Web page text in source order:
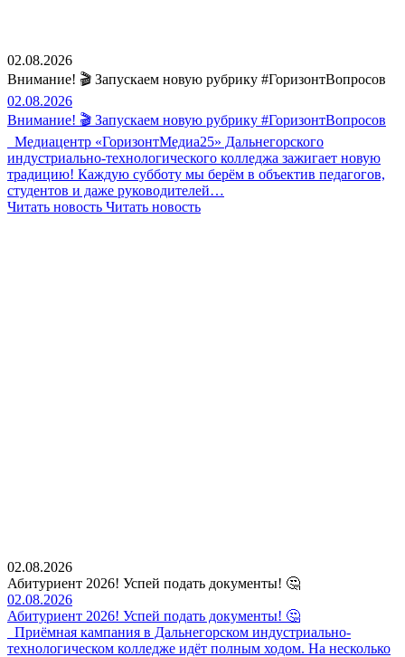
02.08.2026
Внимание! 🎬 Запускаем новую рубрику #ГоризонтВопросов
02.08.2026
Внимание! 🎬 Запускаем новую рубрику #ГоризонтВопросов
Медиацентр «ГоризонтМедиа25» Дальнегорского
индустриально-технологического колледжа зажигает новую
традицию! Каждую субботу мы берём в объектив педагогов,
студентов и даже руководителей…
Читать новость Читать новость
02.08.2026
Абитуриент 2026! Успей подать документы! 🤔
02.08.2026
Абитуриент 2026! Успей подать документы! 🤔
Приёмная кампания в Дальнегорском индустриально-
технологическом колледже идёт полным ходом. На несколько